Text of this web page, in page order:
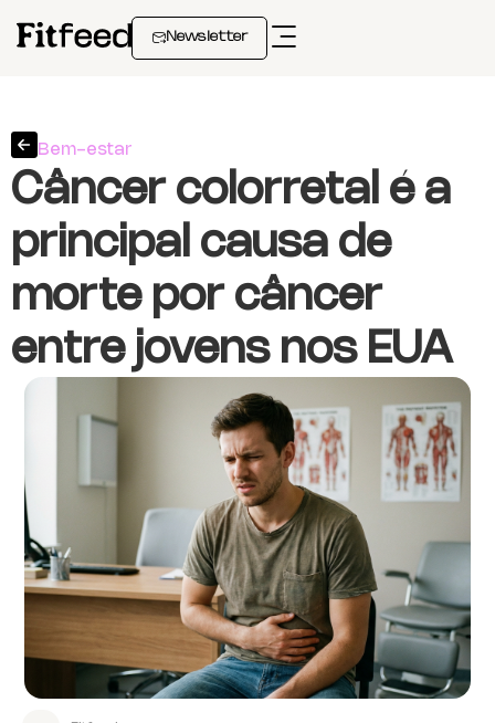
Newsletter
Bem-estar
Câncer colorretal é a
principal causa de
morte por câncer
entre jovens nos EUA